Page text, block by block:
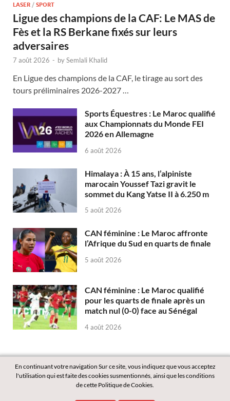
LASER / SPORT
Ligue des champions de la CAF: Le MAS de
Fès et la RS Berkane fixés sur leurs
adversaires
7 août 2026 - bySemlali Khalid
En Ligue des champions de la CAF, le tirage au sort des
tours préliminaires 2026-2027 …
Sports Équestres : Le Maroc qualifié
aux Championnats du Monde FEI
2026 en Allemagne
6 août 2026
Himalaya : À 15 ans, l’alpiniste
marocain Youssef Tazi gravit le
sommet du Kang Yatse II à 6.250 m
5 août 2026
CAN féminine : Le Maroc affronte
l’Afrique du Sud en quarts de finale
5 août 2026
CAN féminine : Le Maroc qualifié
pour les quarts de finale après un
match nul (0-0) face au Sénégal
4 août 2026
En continuant votre navigation Sur ce site, vous indiquez que vous acceptez
l'utilisation qui est faite des cookies susmentionnés, ainsi que les conditions
de cette Politique de Cookies.